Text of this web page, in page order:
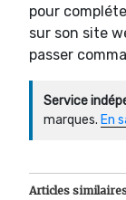
pour
sur son site
passer
Service
marques. En
Articles